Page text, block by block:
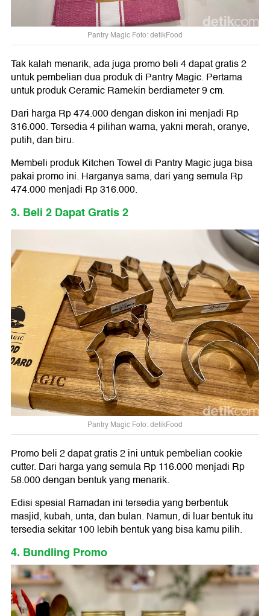
Pantry Magic Foto: detikFood
Tak kalah menarik, ada juga promo beli 4 dapat gratis 2
untuk pembelian dua produk di Pantry Magic. Pertama
untuk produk Ceramic Ramekin berdiameter 9 cm.
Dari harga Rp 474.000 dengan diskon ini menjadi Rp
316.000. Tersedia 4 pilihan warna, yakni merah, oranye,
putih, dan biru.
Membeli produk Kitchen Towel di Pantry Magic juga bisa
pakai promo ini. Harganya sama, dari yang semula Rp
474.000 menjadi Rp 316.000.
3. Beli 2 Dapat Gratis 2
Pantry Magic Foto: detikFood
Promo beli 2 dapat gratis 2 ini untuk pembelian cookie
cutter. Dari harga yang semula Rp 116.000 menjadi Rp
58.000 dengan bentuk yang menarik.
Edisi spesial Ramadan ini tersedia yang berbentuk
masjid, kubah, unta, dan bulan. Namun, di luar bentuk itu
tersedia sekitar 100 lebih bentuk yang bisa kamu pilih.
4. Bundling Promo